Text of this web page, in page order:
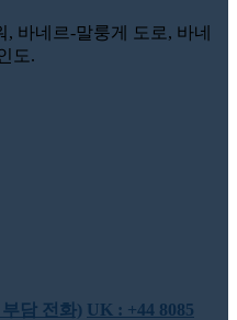
바네르-말룽게 도로, 바네
도.
부담 전화) UK : +44 8085